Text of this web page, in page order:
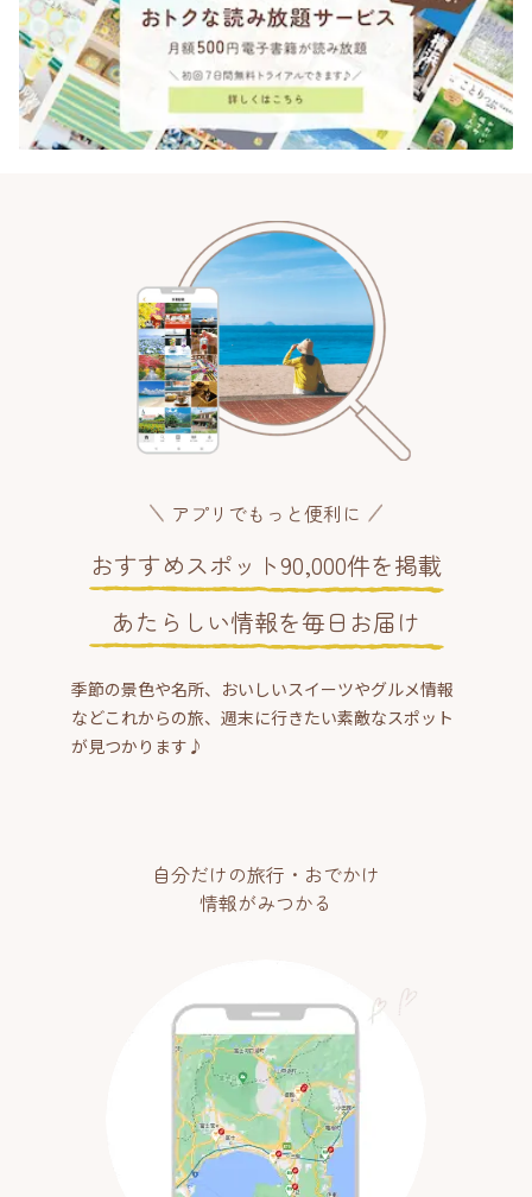
アプリでもっと便利に
おすすめスポット90,000件を掲載
あたらしい情報を毎日お届け
季節の景色や名所、おいしいスイーツやグルメ情報
などこれからの旅、週末に行きたい素敵なスポット
が見つかります♪
自分だけの旅行・おでかけ
情報がみつかる